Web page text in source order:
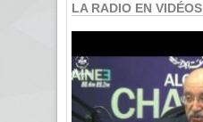
LA RADIO EN VIDÉOS